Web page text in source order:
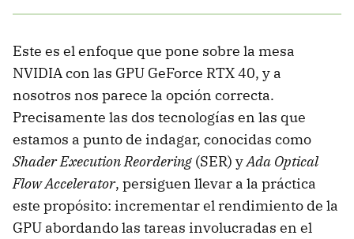
Este es el enfoque que pone sobre la mesa
NVIDIA con las GPU GeForce RTX 40, y a
nosotros nos parece la opción correcta.
Precisamente las dos tecnologías en las que
estamos a punto de indagar, conocidas como
Shader Execution Reordering (SER) yAda Optical
Flow Accelerator, persiguen llevar a la práctica
este propósito: incrementar el rendimiento de la
GPU abordando las tareas involucradas en el